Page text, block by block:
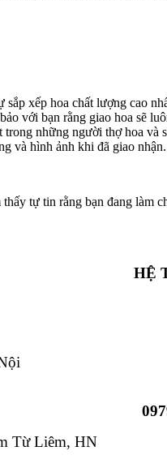
sắp xếp hoa chất lượng cao
với bạn rằng giao hoa sẽ
trong những người thợ hoa
và hình ảnh khi đã giao nhận.
tự tin rằng bạn đang làm
HỆ
Hà Nội - 6B
Long,